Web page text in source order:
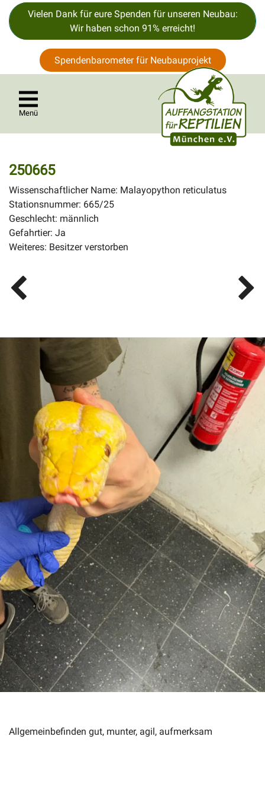
Vielen Dank für eure Spenden für unseren Neubau:
Wir haben schon 91% erreicht!
Spendenbarometer für Neubauprojekt
Menü
250665
Wissenschaftlicher Name: Malayopython reticulatus
Stationsnummer: 665/25
Geschlecht: männlich
Gefahrtier: Ja
Weiteres: Besitzer verstorben
Allgemeinbefinden gut, munter, agil, aufmerksam